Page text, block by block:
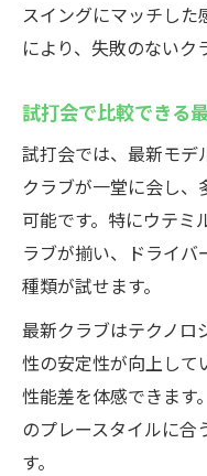
ゴルフクラ
減らすコツ
初心者でも
れ
フィッティ
長実感
失敗しない
ポート
実際のゴル
介
試打会参加
買取特典もお得
スイングにマッチした
により、失敗のないク
試打会で比較できる
試打会では、最新モデ
クラブが一堂に会し
可能です。特にウテミ
ラブが揃い、ドライバ
種類が試せます。
最新クラブはテクノロ
性の安定性が向上して
性能差を体感できます
のプレースタイルに合
す。